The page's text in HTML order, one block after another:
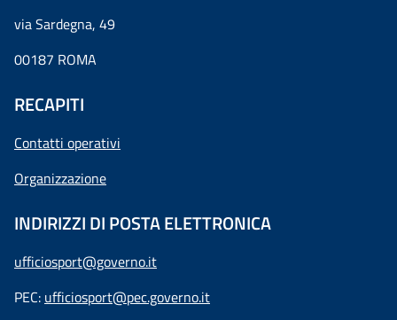
via Sardegna, 49
00187 ROMA
RECAPITI
Contatti operativi
Organizzazione
INDIRIZZI DI POSTA ELETTRONICA
ufficiosport@governo.it
PEC: ufficiosport@pec.governo.it